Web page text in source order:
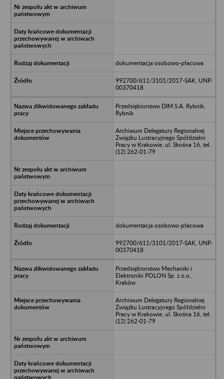
dokumentacja osobowo-płacowa
992700/611/3101/2017-SAK, UNP:
00370418
Przedsiębiorstwo DIM S.A. Rybnik,
Rybnik
Archiwum Delegatury Regionalnej
Związku Lustracyjnego Spółdzielni
Pracy w Krakowie, ul. Skośna 16, tel.
(12) 262-01-79
dokumentacja osobowo-płacowa
992700/611/3101/2017-SAK, UNP:
00370418
Przedsiębiorstwo Mechaniki i
Elektroniki POLON Sp. z o.o.,
Kraków
Archiwum Delegatury Regionalnej
Związku Lustracyjnego Spółdzielni
Pracy w Krakowie, ul. Skośna 16, tel.
(12) 262-01-79